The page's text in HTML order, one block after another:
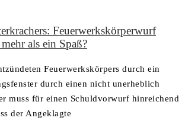
Feuerwerkskörperwurf
als ein Spaß?
Feuerwerkskörpers durch ein
durch einen nicht unerheblich
muss für einen Schuldvorwurf hinreichend
der Angeklagte